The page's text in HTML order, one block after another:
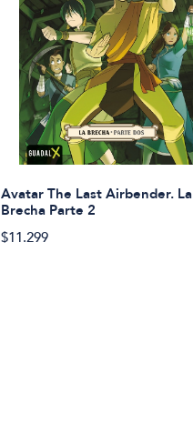
Avatar The Last Airbender. La
Brecha Parte 2
$11.299